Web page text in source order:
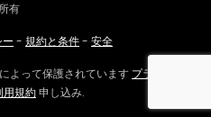
所有
- 規約と条件- 安全
よって保護されています プライバシー
用規約申し込み.